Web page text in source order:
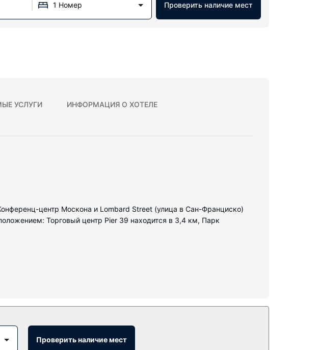
1 Номер Проверить наличие мест
УСЛУГИ ИНФОРМАЦИЯ О ХОТЕЛЕ
центр Москона и Lombard Street (улица в Сан-Франциско)
Торговый центр Pier 39 находится в 3,4 км, Парк
интернету позволит всегда оставаться на связи, а кабельное
в интернет, услуги консьержа и торговый автомат.
Mosser. Загляните в бар/лаунж и утолите жажду своим любимым
Проверить наличие мест